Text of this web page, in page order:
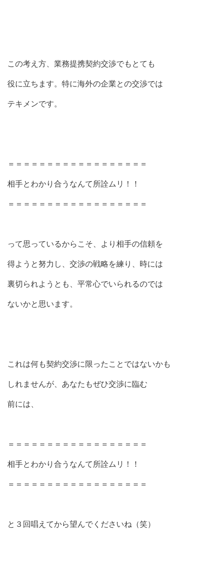
この考え方、業務提携契約交渉でもとても
役に立ちます。特に海外の企業との交渉では
テキメンです。
＝＝＝＝＝＝＝＝＝＝＝＝＝＝＝＝＝＝
相手とわかり合うなんて所詮ムリ！！
＝＝＝＝＝＝＝＝＝＝＝＝＝＝＝＝＝＝
って思っているからこそ、より相手の信頼を
得ようと努力し、交渉の戦略を練り、時には
裏切られようとも、平常心でいられるのでは
ないかと思います。
これは何も契約交渉に限ったことではないかも
しれませんが、あなたもぜひ交渉に臨む
前には、
＝＝＝＝＝＝＝＝＝＝＝＝＝＝＝＝＝＝
相手とわかり合うなんて所詮ムリ！！
＝＝＝＝＝＝＝＝＝＝＝＝＝＝＝＝＝＝
と３回唱えてから望んでくださいね（笑）